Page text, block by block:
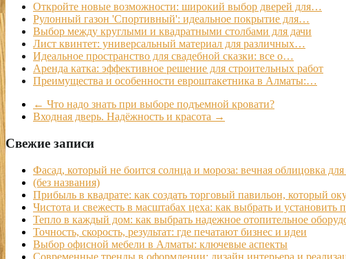
Откройте новые возможности: широкий выбор дверей для…
Рулонный газон 'Спортивный': идеальное покрытие для…
Выбор между круглыми и квадратными столбами для дачи
Лист квинтет: универсальный материал для различных…
Идеальное пространство для свадебной сказки: все о…
Аренда катка: эффективное решение для строительных работ
Преимущества и особенности евроштакетника в Алматы:…
← Что надо знать при выборе подъемной кровати?
Входная дверь. Надёжность и красота →
Свежие записи
Фасад, который не боится солнца и мороза: вечная облицовка для
(без названия)
Прибыль в квадрате: как создать торговый павильон, который
Чистота и свежесть в масштабах цеха: как выбрать и
Тепло в каждый дом: как выбрать надежное отопительное
Точность, скорость, результат: где печатают бизнес и идеи
Выбор офисной мебели в Алматы: ключевые аспекты
Современные тренды в оформлении: дизайн интерьера и